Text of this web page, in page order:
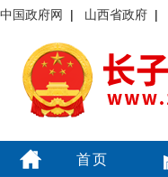
中国政府网 | 山西省政府 |
首页